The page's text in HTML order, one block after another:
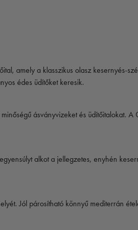
amely a klasszikus olasz kesernyés-
édes üdítőket keresik.
ásványvizeket és üdítőitalokat.
alkot a jellegzetes, enyhén
Jól párosítható könnyű mediterrán